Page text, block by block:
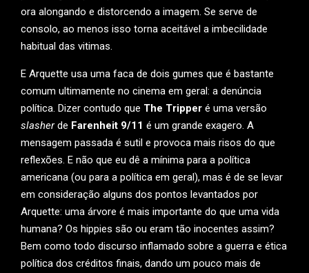
ora alongando e distorcendo a imagem. Se serve de
consolo, ao menos isso torna aceitável a imbecilidade
habitual das vitimas.
E Arquette usa uma faca de dois gumes que é bastante
comum ultimamente no cinema em geral: a denúncia
política. Dizer contudo que The Tripper é uma versão
slasherde Farenheit 9/11 é um grande exagero. A
mensagem passada é sutil e provoca mais risos do que
reflexões. E não que eu dê a mínima para a política
americana (ou para a política em geral), mas é de se levar
em consideração alguns dos pontos levantados por
Arquette: uma árvore é mais importante do que uma vida
humana? Os hippies são ou eram tão inocentes assim?
Bem como todo discurso inflamado sobre a guerra e ética
política dos créditos finais, dando um pouco mais de